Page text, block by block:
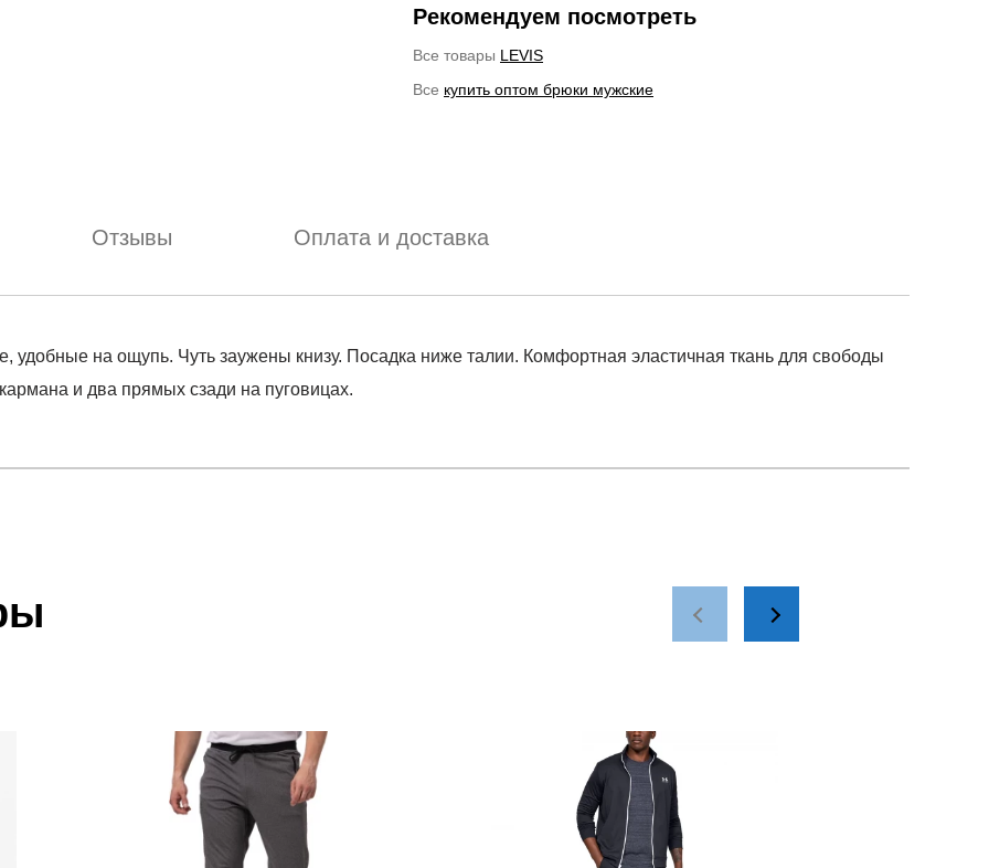
Рекомендуем посмотреть
Все товары LEVIS
Все купить оптом брюки мужские
Отзывы Оплата и доставка
удобные на ощупь. Чуть заужены книзу. Посадка ниже талии. Комфортная эластичная ткань для свободы
и два прямых сзади на пуговицах.
доставки